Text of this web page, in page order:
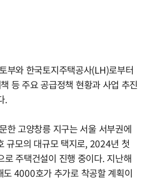
부와 한국토지주택공사(LH)로부터
등 주요 공급정책 현황과 사업 추진
.
한 고양창릉 지구는 서울 서부권에
규모의 대규모 택지로, 2024년 첫
로 주택건설이 진행 중이다. 지난해
4000호가 추가로 착공할 계획이